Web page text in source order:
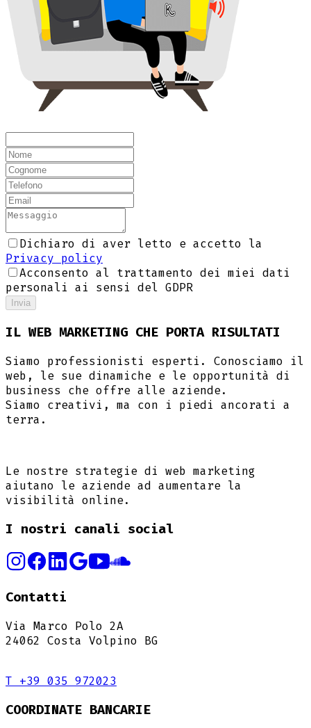
Dichiaro di aver letto e accetto la
Privacy policy
Acconsento al trattamento dei miei dati
personali ai sensi del GDPR
Invia
IL WEB MARKETING CHE PORTA RISULTATI
Siamo professionisti esperti. Conosciamo il
web, le sue dinamiche e le opportunità di
business che offre alle aziende.
Siamo creativi, ma con i piedi ancorati a
terra.
Le nostre strategie di web marketing
aiutano le aziende ad aumentare la
visibilità online.
I nostri canali social
Contatti
Via Marco Polo 2A
24062 Costa Volpino BG
T +39 035 972023
COORDINATE BANCARIE